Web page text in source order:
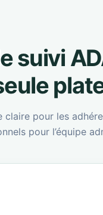
suivi
claire pour les
pour l’équipe